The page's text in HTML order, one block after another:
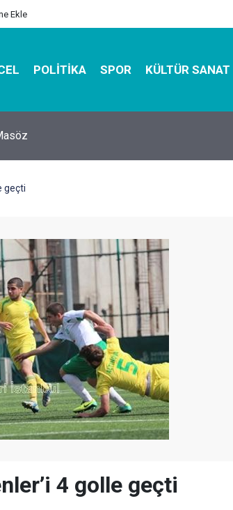
Ekle
POLITIKA SPOR KÜLTÜR SANAT
ile Estetik, Dayanıklı ve Çevre Dostu Ambalaj
geçti
4 golle geçti